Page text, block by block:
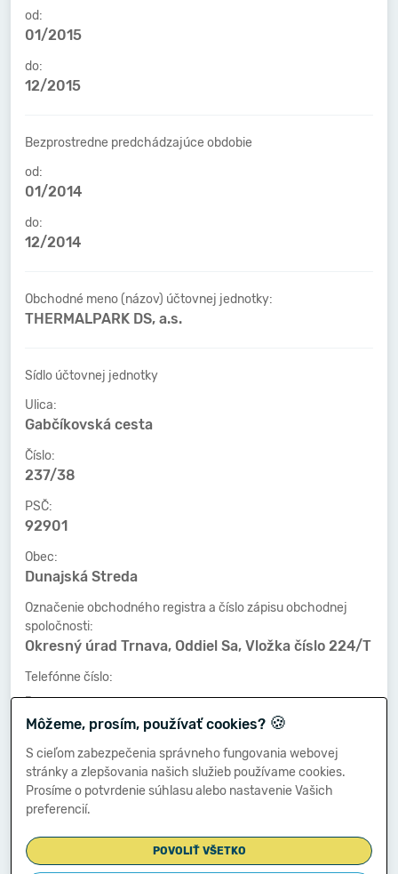
od:
01/2015
do:
12/2015
Bezprostredne predchádzajúce obdobie
od:
01/2014
do:
12/2014
Obchodné meno (názov) účtovnej jednotky:
THERMALPARK DS, a.s.
Sídlo účtovnej jednotky
Ulica:
Gabčíkovská cesta
Číslo:
237/38
PSČ:
92901
Obec:
Dunajská Streda
Označenie obchodného registra a číslo zápisu obchodnej
spoločnosti:
Okresný úrad Trnava, Oddiel Sa, Vložka číslo 224/T
Telefónne číslo:
-
Faxové číslo:
-
E-mailová adresa:
-
Zostavená dňa:
Môžeme, prosím, používať cookies? 🍪
S cieľom zabezpečenia správneho fungovania webovej
stránky a zlepšovania našich služieb používame cookies.
Prosíme o potvrdenie súhlasu alebo nastavenie Vašich
preferencií.
POVOLIŤ VŠETKO